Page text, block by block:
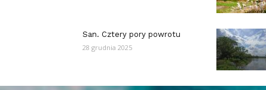
San. Cztery pory powrotu
28 grudnia 2025